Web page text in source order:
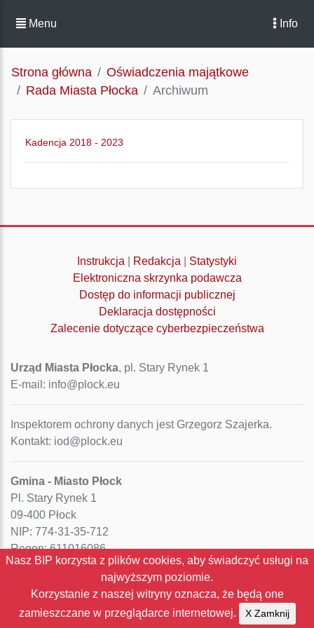
Menu Info
Strona główna
Oświadczenia majątkowe
Rada Miasta Płocka
Archiwum
Kadencja 2018 - 2023
Instrukcja Redakcja
Statystyki
Elektroniczna skrzynka podawcza
Dostęp do informacji publicznej
Deklaracja dostępności
Zalecenie dotyczące cyberbezpieczeństwa
Urząd Miasta Płocka, pl. Stary Rynek 1
E-mail: info@plock.eu
Inspektorem ochrony danych jest Grzegorz Szajerka.
Kontakt: iod@plock.eu
Gmina - Miasto Płock
Pl. Stary Rynek 1
09-400 Płock
NIP: 774-31-35-712
Regon: 611016086
Nasz BIP korzysta z plików cookies, aby świadczyć usługi na
najwyższym poziomie.
Korzystanie z naszej witryny oznacza, że będą one
zamieszczane w przeglądarce internetowej.
X Zamknij